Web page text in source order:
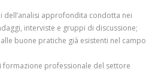
dell’analisi approfondita condotta nei
interviste e gruppi di discussione;
buone pratiche già esistenti nel campo
formazione professionale del settore